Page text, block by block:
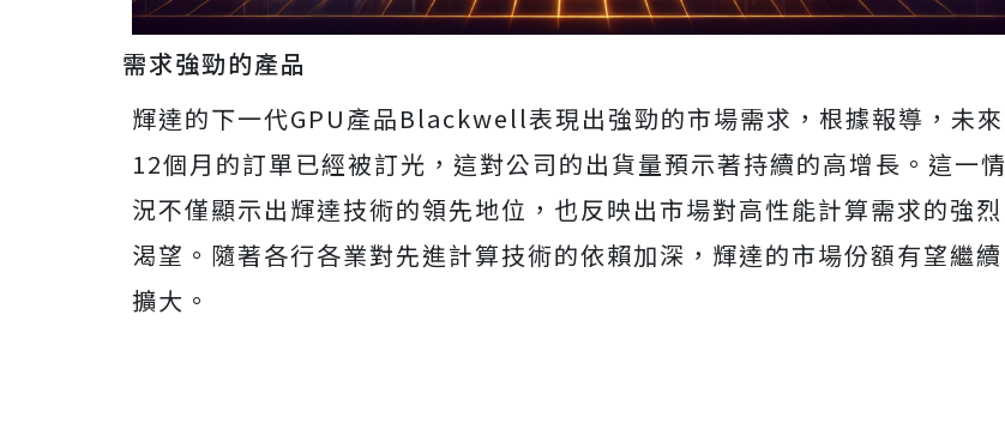
需求強勁的產品
輝達的下一代GPU產品Blackwell表現出強勁的市場需求，根據報導，未來
12個月的訂單已經被訂光，這對公司的出貨量預示著持續的高增長。這一情
況不僅顯示出輝達技術的領先地位，也反映出市場對高性能計算需求的強烈
渴望。隨著各行各業對先進計算技術的依賴加深，輝達的市場份額有望繼續
擴大。